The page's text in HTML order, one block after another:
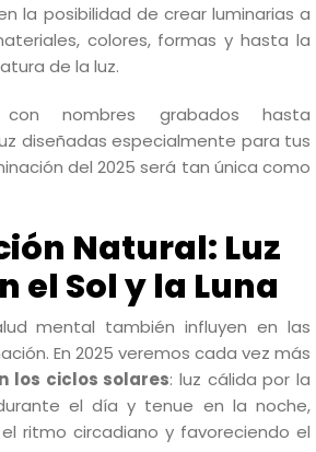
la posibilidad de crear luminarias a
colores, formas y hasta la
de la luz.
nombres grabados hasta
diseñadas especialmente para tus
del 2025 será tan única como
Natural: Luz
el Sol y la Luna
mental también influyen en las
En 2025 veremos cada vez más
los ciclos solares: luz cálida por la
el día y tenue en la noche,
ritmo circadiano y favoreciendo el